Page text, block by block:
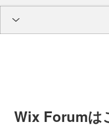
Wix Forumは